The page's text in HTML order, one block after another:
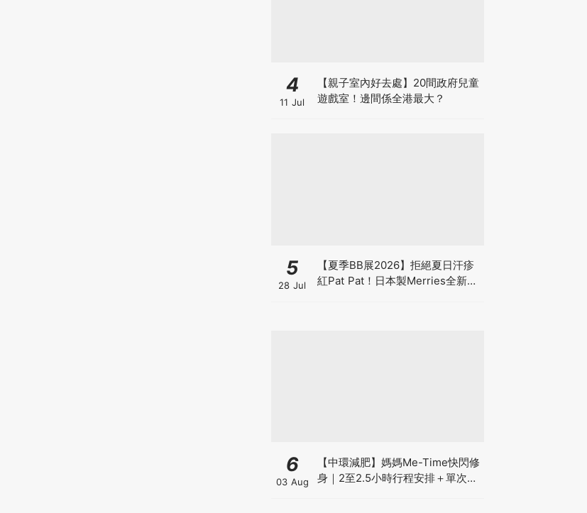
4
11 Jul
【親子室內好去處】20間政府兒童
遊戲室！邊間係全港最大？
5
28 Jul
【夏季BB展2026】拒絕夏日汗疹
紅Pat Pat！日本製Merries全新超
6
03 Aug
【中環減肥】媽媽Me-Time快閃修
身｜2至2.5小時行程安排＋單次收